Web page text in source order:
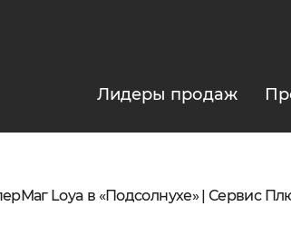
Лидеры продаж
Loya в «Подсолнухе» | Сервис